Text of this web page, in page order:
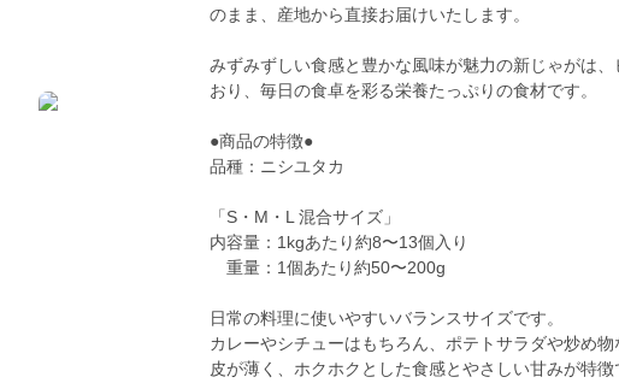
のまま、産地から直接お届けいたします。
みずみずしい食感と豊かな風味が魅力の新じゃがは
おり、毎日の食卓を彩る栄養たっぷりの食材です。
●商品の特徴●
品種：ニシユタカ
「S・M・L 混合サイズ」
内容量：1kgあたり約8〜13個入り
重量：1個あたり約50〜200g
日常の料理に使いやすいバランスサイズです。
カレーやシチューはもちろん、ポテトサラダや炒め物
皮が薄く、ホクホクとした食感とやさしい甘みが特